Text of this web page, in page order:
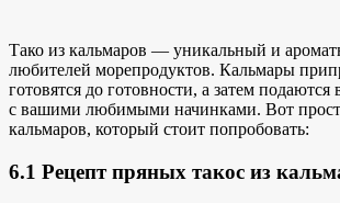
Тако из кальмаров — уникальный и
любителей морепродуктов. Кальмары
готовятся до готовности, а затем подаются
с вашими любимыми начинками. Вот
кальмаров, который стоит попробовать:
6.1 Рецепт пряных такос из